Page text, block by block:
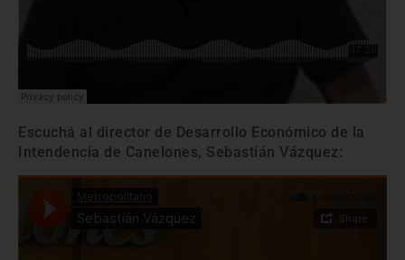
Escuchá al director de Desarrollo Económico de la
Intendencia de Canelones, Sebastián Vázquez: